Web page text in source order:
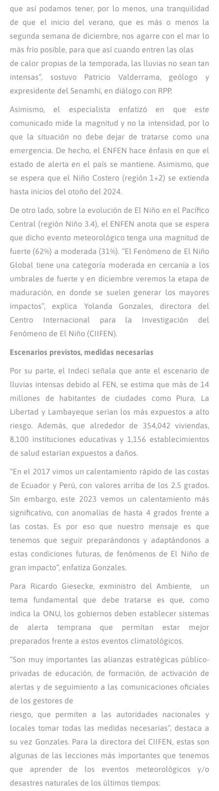
que así podamos tener, por lo menos, una tranquilidad
de que el inicio del verano, que es más o menos la
segunda semana de diciembre, nos agarre con el mar lo
más frío posible, para que así cuando entren las olas
de calor propias de la temporada, las lluvias no sean tan
intensas”, sostuvo Patricio Valderrama, geólogo y
expresidente del Senamhi, en diálogo con RPP.
Asimismo, el especialista enfatizó en que este
comunicado mide la magnitud y no la intensidad, por lo
que la situación no debe dejar de tratarse como una
emergencia. De hecho, el ENFEN hace énfasis en que el
estado de alerta en el país se mantiene. Asimismo, que
se espera que el Niño Costero (región 1+2) se extienda
hasta inicios del otoño del 2024.
De otro lado, sobre la evolución de El Niño en el Pacífico
Central (región Niño 3.4), el ENFEN anota que se espera
que dicho evento meteorológico tenga una magnitud de
fuerte (62%) a moderada (31%). “El Fenómeno de El Niño
Global tiene una categoría moderada en cercanía a los
umbrales de fuerte y en diciembre veremos la etapa de
maduración, en donde se suelen generar los mayores
impactos”, explica Yolanda Gonzales, directora del
Centro Internacional para la Investigación del
Fenómeno de El Niño (CIIFEN).
Escenarios previstos, medidas necesarias
Por su parte, el Indeci señala que ante el escenario de
lluvias intensas debido al FEN, se estima que más de 14
millones de habitantes de ciudades como Piura, La
Libertad y Lambayeque serían los más expuestos a alto
riesgo. Además, que alrededor de 354,042 viviendas,
8,100 instituciones educativas y 1,156 establecimientos
de salud estarían expuestos a daños.
“En el 2017 vimos un calentamiento rápido de las costas
de Ecuador y Perú, con valores arriba de los 2.5 grados.
Sin embargo, este 2023 vemos un calentamiento más
significativo, con anomalías de hasta 4 grados frente a
las costas. Es por eso que nuestro mensaje es que
tenemos que seguir preparándonos y adaptándonos a
estas condiciones futuras, de fenómenos de El Niño de
gran impacto”, enfatiza Gonzales.
Para Ricardo Giesecke, exministro del Ambiente, un
tema fundamental que debe tratarse es que, como
indica la ONU, los gobiernos deben establecer sistemas
de alerta temprana que permitan estar mejor
preparados frente a estos eventos climatológicos.
“Son muy importantes las alianzas estratégicas público-
privadas de educación, de formación, de activación de
alertas y de seguimiento a las comunicaciones oficiales
de los gestores de
riesgo, que permiten a las autoridades nacionales y
locales tomar todas las medidas necesarias”, destaca a
su vez Gonzales. Para la directora del CIIFEN, estas son
algunas de las lecciones más importantes que tenemos
que aprender de los eventos meteorológicos y/o
desastres naturales de los últimos tiempos: